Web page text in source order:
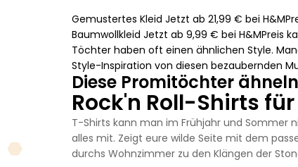
Gemustertes Kleid Jetzt ab 21,99 € bei
Baumwollkleid Jetzt ab 9,99 € bei H&MPreis
Töchter haben oft einen ähnlichen Style.
Style-Inspiration von diesen bezaubernden
Diese Promitöchter
Rock'n Roll-Shirts
T-Shirts kann man im Frühjahr und Sommer
alles mit. Zeigt eure wilde Seite mit dem
durchs Wohnzimmer zu den Klängen der